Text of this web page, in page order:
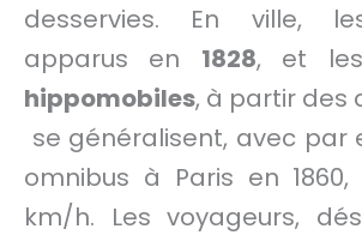
desservies. En ville,
apparus en 1828, et
hippomobiles, à partir des
se généralisent, avec par
omnibus à Paris en 1860,
km/h. Les voyageurs,